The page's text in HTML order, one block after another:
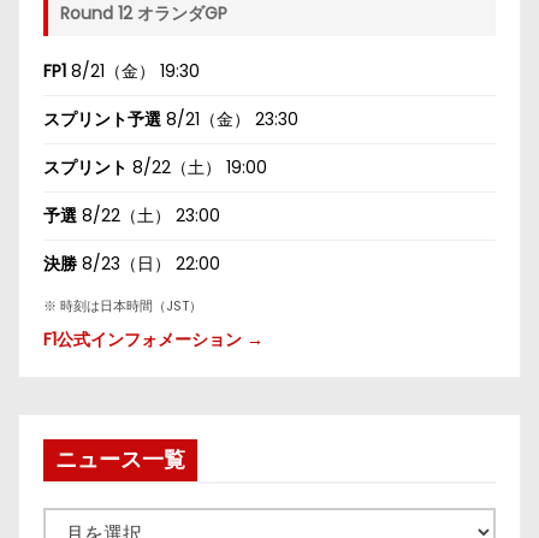
Round 12 オランダGP
FP1 8/21（金） 19:30
スプリント予選 8/21（金） 23:30
スプリント 8/22（土） 19:00
予選 8/22（土） 23:00
決勝 8/23（日） 22:00
※ 時刻は日本時間（JST）
F1公式インフォメーション →
ニュース一覧